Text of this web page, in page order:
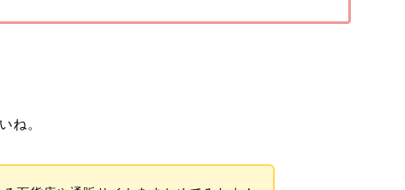
ね。